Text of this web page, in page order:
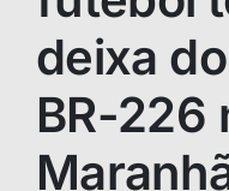
deixa
BR-226